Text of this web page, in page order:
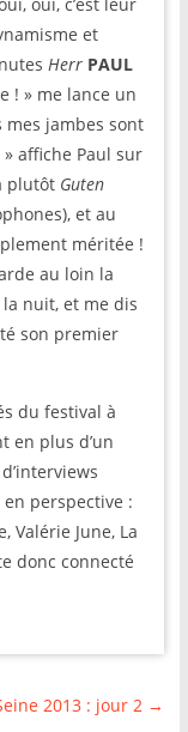
et
Herr PAUL
! » me lance un
mes jambes sont
» affiche Paul sur
plutôt Guten
et au
méritée !
au loin la
nuit, et me dis
son premier
du festival à
en plus d’un
perspective :
Valérie June, La
donc connecté
2013 : jour 2 →